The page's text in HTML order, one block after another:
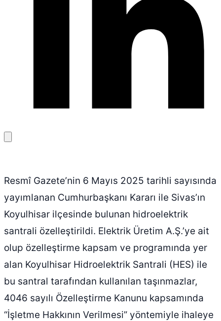
kopyala
Resmî Gazete’nin 6 Mayıs 2025 tarihli sayısında
yayımlanan Cumhurbaşkanı Kararı ile Sivas’ın
Koyulhisar ilçesinde bulunan hidroelektrik
santrali özelleştirildi. Elektrik Üretim A.Ş.’ye ait
olup özelleştirme kapsam ve programında yer
alan Koyulhisar Hidroelektrik Santrali (HES) ile
bu santral tarafından kullanılan taşınmazlar,
4046 sayılı Özelleştirme Kanunu kapsamında
“İşletme Hakkının Verilmesi” yöntemiyle ihaleye